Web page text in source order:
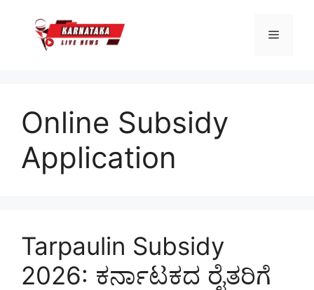
content
Menu
Online Subsidy
Application
Tarpaulin Subsidy
2026: ಕರ್ನಾಟಕದ ರೈತರಿಗೆ